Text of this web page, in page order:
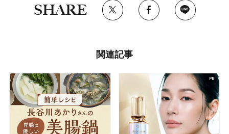
SHARE
関連記事